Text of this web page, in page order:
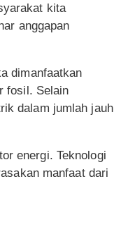
kita
anggapan
dimanfaatkan
fosil. Selain
dalam jumlah jauh
energi. Teknologi
manfaat dari